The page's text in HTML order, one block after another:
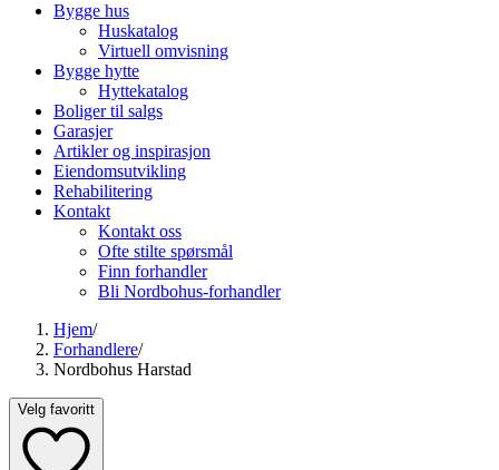
Bygge hus
Huskatalog
Virtuell omvisning
Bygge hytte
Hyttekatalog
Boliger til salgs
Garasjer
Artikler og inspirasjon
Eiendomsutvikling
Rehabilitering
Kontakt
Kontakt oss
Ofte stilte spørsmål
Finn forhandler
Bli Nordbohus-forhandler
Hjem/
Forhandlere/
Nordbohus Harstad
Velg favoritt